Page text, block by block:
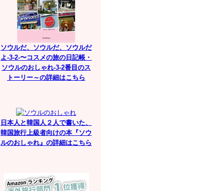
ソウルだ、ソウルだ、ソウルだ
よ-3-2-〜コスメの旅の日記帳・
ソウルのおしゃれ-3-2番目のス
トーリー～の詳細はこちら
日本人と韓国人２人で書いた、
韓国旅行上級者向けの本『ソウ
ルのおしゃれ』の詳細はこちら